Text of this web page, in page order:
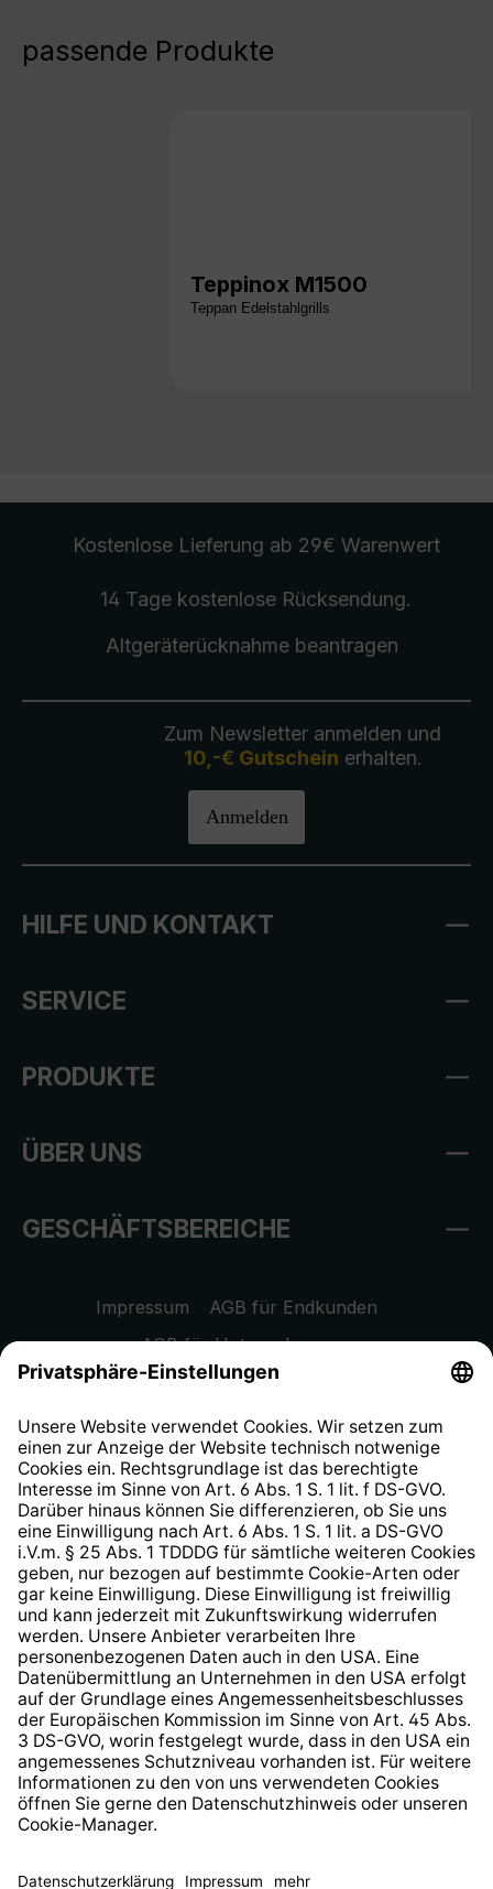
passende Produkte
Teppinox M1500
Teppan Edelstahlgrills
Kostenlose Lieferung ab 29€ Warenwert
14 Tage kostenlose Rücksendung.
Altgeräterücknahmebeantragen
Zum Newsletter anmelden und
10,-€ Gutschein erhalten.
Anmelden
HILFE UND KONTAKT
SERVICE
PRODUKTE
ÜBER UNS
GESCHÄFTSBEREICHE
Impressum
AGB für Endkunden
AGB für Unternehmen
Datenschutzhinweis
Widerrufsrecht
Hinweisgeberschutzsystem
Barrierefreiheit
* Alle Preise inkl. gesetzl. Mehrwertsteuer zzgl.
anders angegeben.